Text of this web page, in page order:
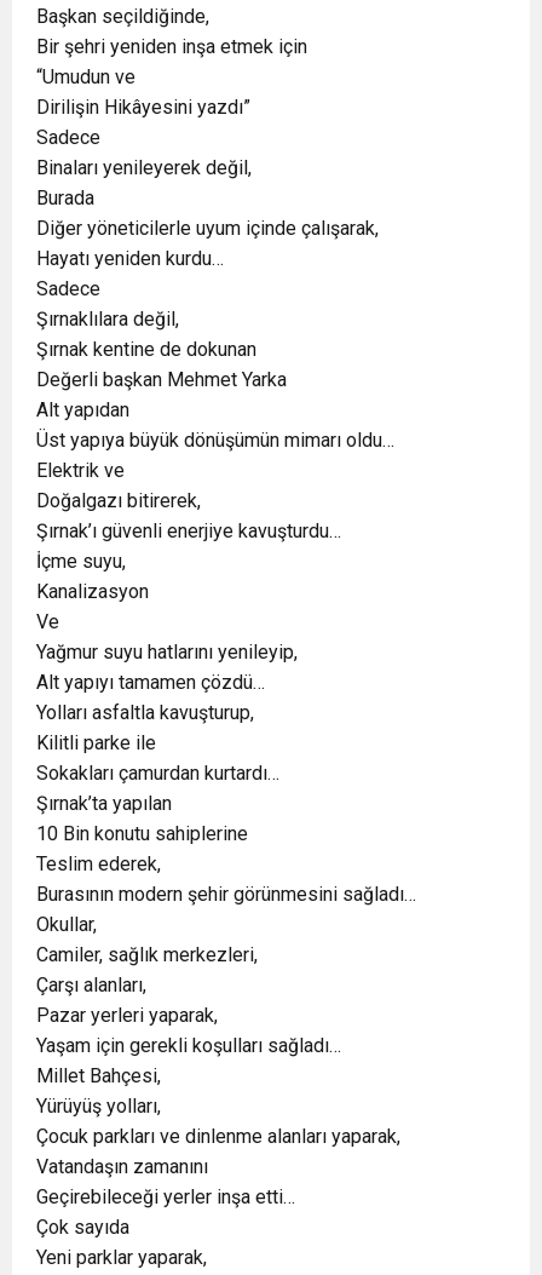
Başkan seçildiğinde,
Bir şehri yeniden inşa etmek için
“Umudun ve
Dirilişin Hikâyesini yazdı”
Sadece
Binaları yenileyerek değil,
Burada
Diğer yöneticilerle uyum içinde çalışarak,
Hayatı yeniden kurdu…
Sadece
Şırnaklılara değil,
Şırnak kentine de dokunan
Değerli başkan Mehmet Yarka
Alt yapıdan
Üst yapıya büyük dönüşümün mimarı oldu…
Elektrik ve
Doğalgazı bitirerek,
Şırnak’ı güvenli enerjiye kavuşturdu…
İçme suyu,
Kanalizasyon
Ve
Yağmur suyu hatlarını yenileyip,
Alt yapıyı tamamen çözdü…
Yolları asfaltla kavuşturup,
Kilitli parke ile
Sokakları çamurdan kurtardı…
Şırnak’ta yapılan
10 Bin konutu sahiplerine
Teslim ederek,
Burasının modern şehir görünmesini sağladı…
Okullar,
Camiler, sağlık merkezleri,
Çarşı alanları,
Pazar yerleri yaparak,
Yaşam için gerekli koşulları sağladı…
Millet Bahçesi,
Yürüyüş yolları,
Çocuk parkları ve dinlenme alanları yaparak,
Vatandaşın zamanını
Geçirebileceği yerler inşa etti…
Çok sayıda
Yeni parklar yaparak,